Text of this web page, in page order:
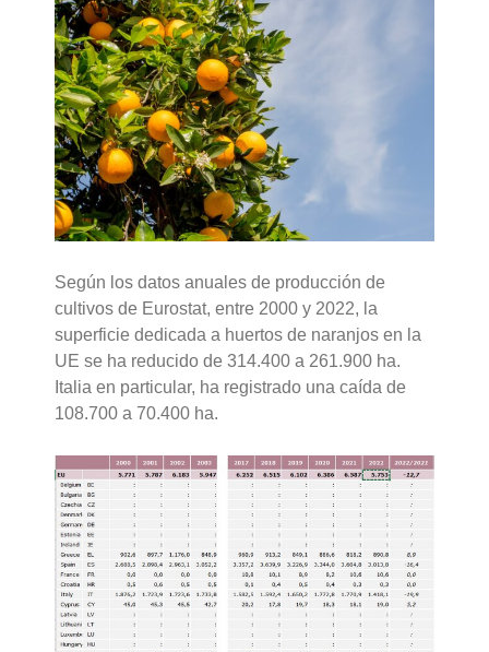
Según los datos anuales de producción de
cultivos de Eurostat, entre 2000 y 2022, la
superficie dedicada a huertos de naranjos en la
UE se ha reducido de 314.400 a 261.900 ha.
Italia en particular, ha registrado una caída de
108.700 a 70.400 ha.